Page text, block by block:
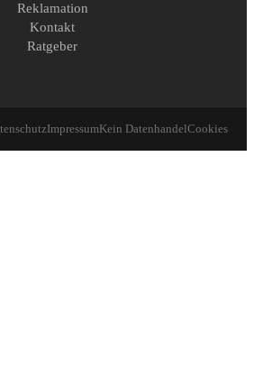
Reklamation
Kontakt
Ratgeber
ImpressumKein DatenhandelCookies